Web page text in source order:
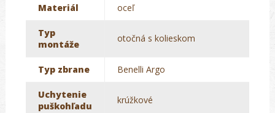
Materiál oceľ
Typ
montáže
otočná s kolieskom
Typ zbrane Benelli Argo
Uchytenie
puškohľadu
krúžkové